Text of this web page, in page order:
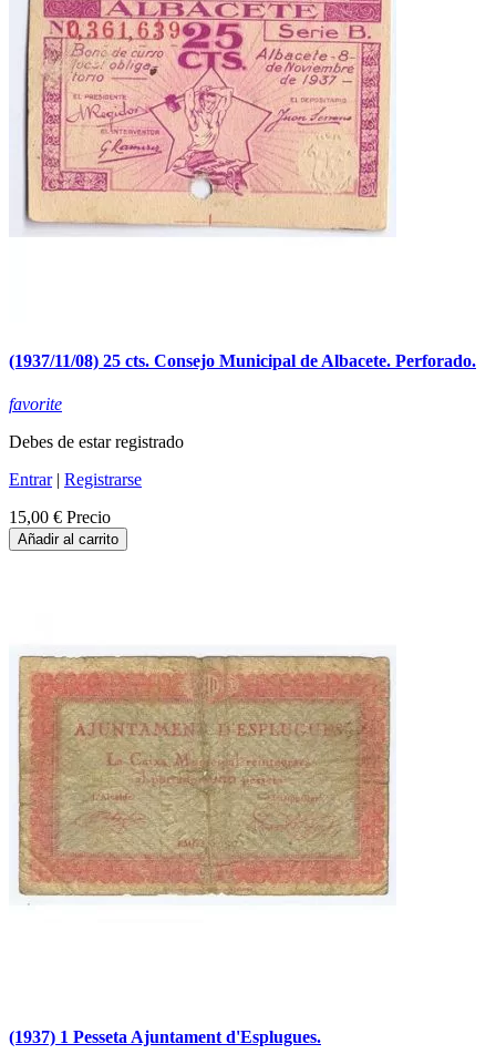
(1937/11/08) 25 cts. Consejo Municipal de Albacete. Perforado.
favorite
Debes de estar registrado
Entrar| Registrarse
15,00 € Precio
Añadir al carrito
(1937) 1 Pesseta Ajuntament d'Esplugues.